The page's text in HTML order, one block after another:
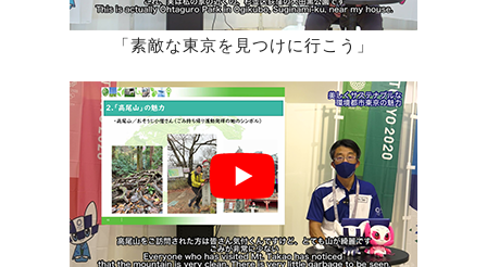
「素敵な東京を見つけに行こう」